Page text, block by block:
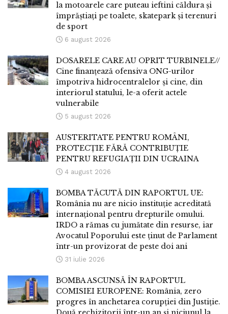
la motoarele care puteau ieftini căldura și
împrăștiați pe toalete, skatepark și terenuri
de sport
6 august 2026
DOSARELE CARE AU OPRIT TURBINELE//
Cine finanțează ofensiva ONG-urilor
împotriva hidrocentralelor și cine, din
interiorul statului, le-a oferit actele
vulnerabile
5 august 2026
AUSTERITATE PENTRU ROMÂNI,
PROTECȚIE FĂRĂ CONTRIBUȚIE
PENTRU REFUGIAȚII DIN UCRAINA
4 august 2026
BOMBA TĂCUTĂ DIN RAPORTUL UE:
România nu are nicio instituție acreditată
internațional pentru drepturile omului.
IRDO a rămas cu jumătate din resurse, iar
Avocatul Poporului este ținut de Parlament
într-un provizorat de peste doi ani
31 iulie 2026
BOMBA ASCUNSĂ ÎN RAPORTUL
COMISIEI EUROPENE: România, zero
progres în anchetarea corupției din Justiție.